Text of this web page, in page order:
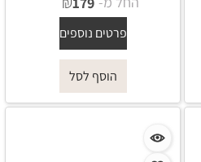
פרטים נוספים
הוסף לסל